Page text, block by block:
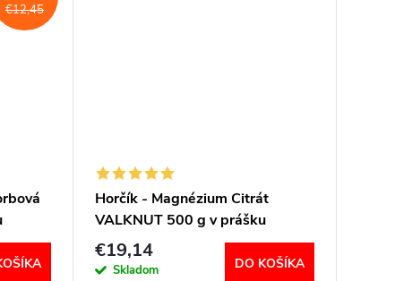
€12,45
Horčík - Magnézium Citrát
VALKNUT 500 g v prášku
€19,14
Skladom DO KOŠÍKA